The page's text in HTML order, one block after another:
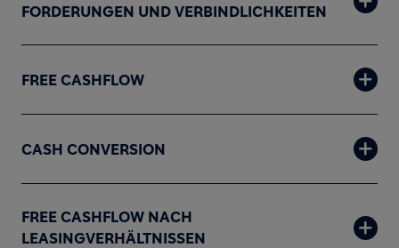
FORDERUNGEN UND VERBINDLICHKEITEN
FREE CASHFLOW
CASH CONVERSION
FREE CASHFLOW NACH
LEASINGVERHÄLTNISSEN